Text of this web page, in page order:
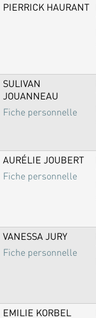
PIERRICK HAURANT
SULIVAN
JOUANNEAU
Fiche personnelle
AURÉLIE JOUBERT
Fiche personnelle
VANESSA JURY
Fiche personnelle
EMILIE KORBEL